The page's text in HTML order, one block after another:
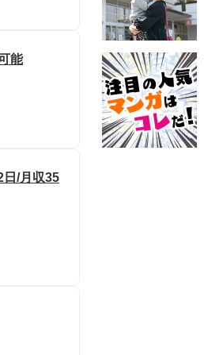
能
日/月収35